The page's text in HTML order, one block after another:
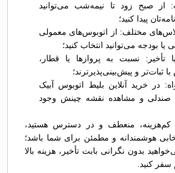
صبح زود تا نیمه‌شب می‌توانید
پیدا کنید؛
مختلف: از اتوبوس‌های معمولی
تأخیر: نسبت به پروازها یا قطار،
ثبات‌تر و پیش‌بینی‌پذیرترند؛
در خرید آنلاین بلیط اتوبوس آبیک
صندلی و مشاهده نقشه چینش وجود
کم‌هزینه، منعطف و در دسترس هستید،
هوشمندانه و مطمئن برای شما باشد؛
بدون نگرانی بابت تأخیر، هزینه بالا
سفر کنید.